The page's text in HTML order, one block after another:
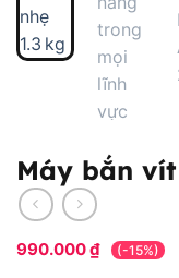
Máy bắn vít
990.000₫ (-15%)